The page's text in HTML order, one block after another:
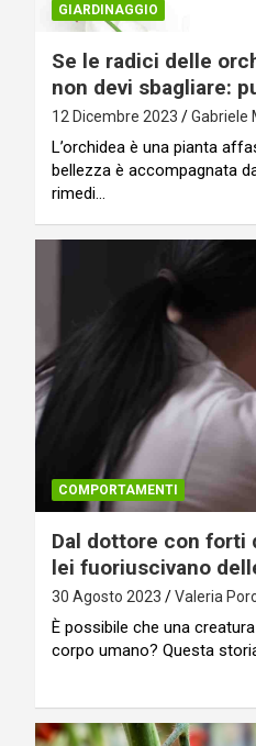
GIARDINAGGIO
Se le radici delle
non devi sbagliare:
12 Dicembre 2023 Gabriele
L’orchidea è una pianta
bellezza è accompagnata
rimedi…
COMPORTAMENTI
Dal dottore con forti
lei fuoriuscivano
30 Agosto 2023 Valeria
È possibile che una
corpo umano? Questa